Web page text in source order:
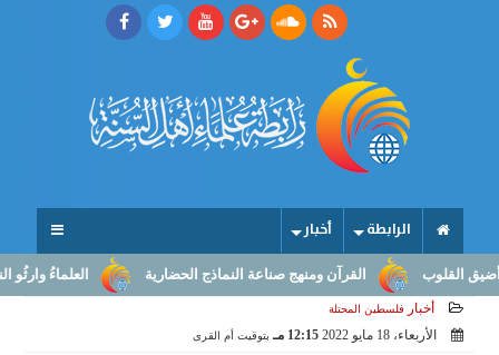
الرابطة أخبار
العلماءُ وارثُو القرآن ومنهج صناعة النماذج الحضارية
أخبار فلسطين المحتلة
الأربعاء، 18 مايو 2022 12:15 مـ بتوقيت أم القرى